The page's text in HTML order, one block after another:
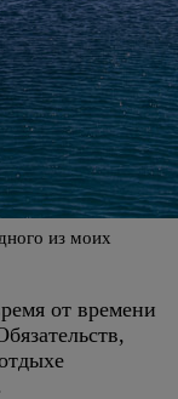
из моих
от времени